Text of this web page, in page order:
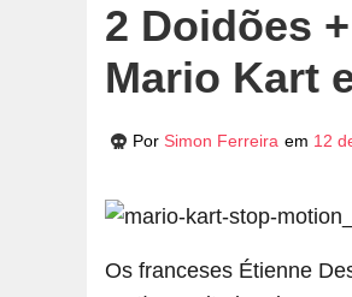
2 Doidões
Mario Kart
Por Simon Ferreira em 12
Os franceses Étienne